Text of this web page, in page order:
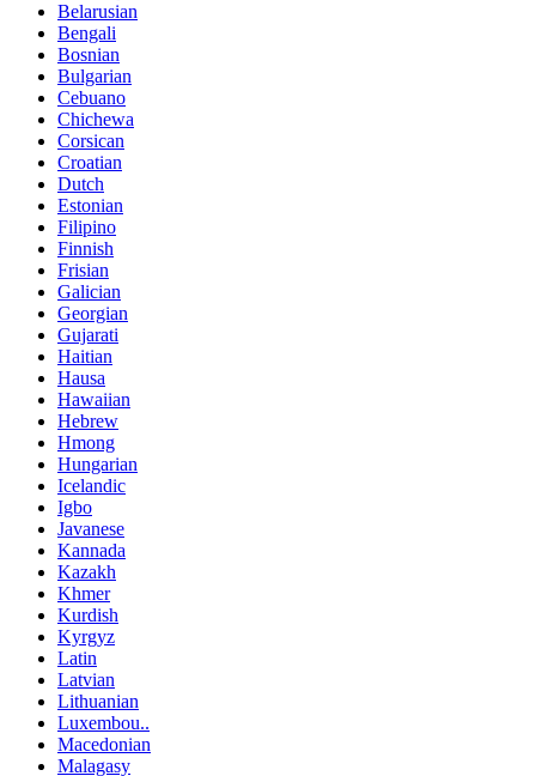
Belarusian
Bengali
Bosnian
Bulgarian
Cebuano
Chichewa
Corsican
Croatian
Dutch
Estonian
Filipino
Finnish
Frisian
Galician
Georgian
Gujarati
Haitian
Hausa
Hawaiian
Hebrew
Hmong
Hungarian
Icelandic
Igbo
Javanese
Kannada
Kazakh
Khmer
Kurdish
Kyrgyz
Latin
Latvian
Lithuanian
Luxembou..
Macedonian
Malagasy